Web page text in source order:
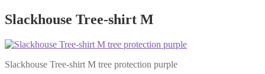
Slackhouse Tree-shirt M
Slackhouse Tree-shirt M tree protection purple